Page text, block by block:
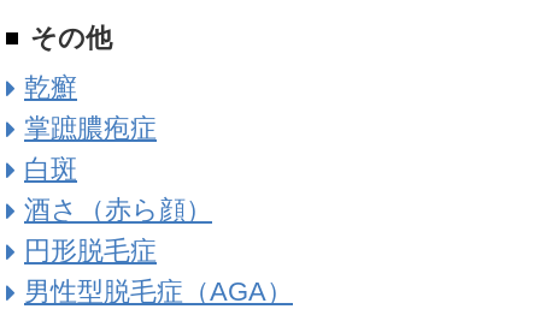
その他
乾癬
掌蹠膿疱症
白斑
酒さ（赤ら顔）
円形脱毛症
男性型脱毛症（AGA）